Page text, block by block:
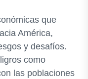
que
América,
y desafíos.
como
las poblaciones